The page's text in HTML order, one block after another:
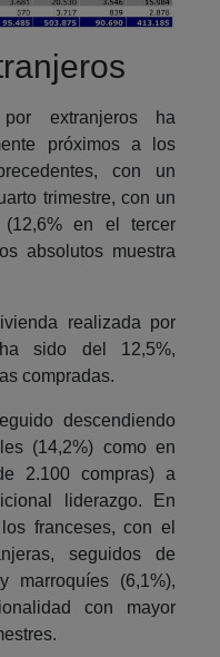
extranjeros ha
próximos a los
con un
trimestre, con un
(12,6% en el tercer
absolutos muestra
realizada por
sido del 12,5%,
compradas.
descendiendo
(14,2%) como en
2.100 compras) a
liderazgo. En
franceses, con el
seguidos de
marroquíes (6,1%),
con mayor